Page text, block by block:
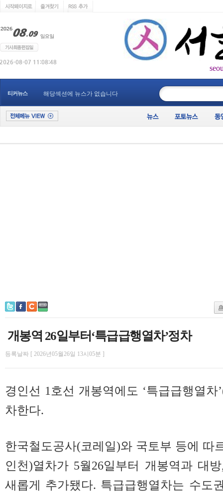
티커뉴스 해당섹션에 뉴스가 없습니다
개봉역 26일부터‘특급급행열차’정차
등록날짜 [ 2026년05월26일 13시05분 ]
경인선 1호선 개봉역에도 ‘특급급행열
차한다.
한국철도공사(코레일)와 국토부 등에
인천)열차가 5월26일부터 개봉역과 대
새롭게 추가됐다. 특급급행열차는 수도